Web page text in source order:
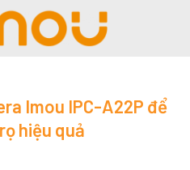
Imou IPC-A22P để
hiệu quả